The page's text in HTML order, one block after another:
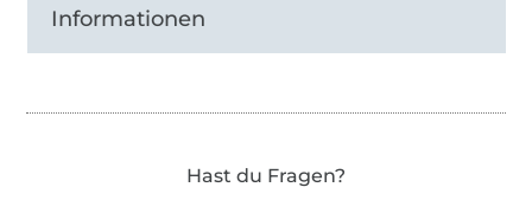
Informationen
Hast du Fragen?